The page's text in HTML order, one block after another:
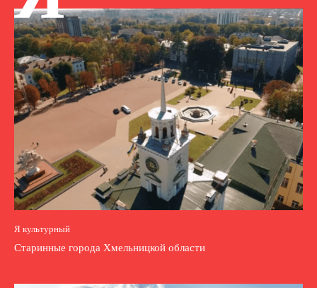
Я культурный
Старинные города Хмельницкой области